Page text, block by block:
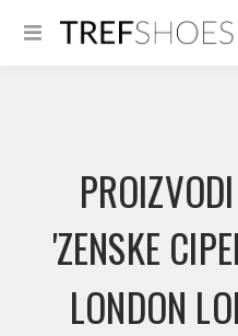
'ZENSKE
LONDON